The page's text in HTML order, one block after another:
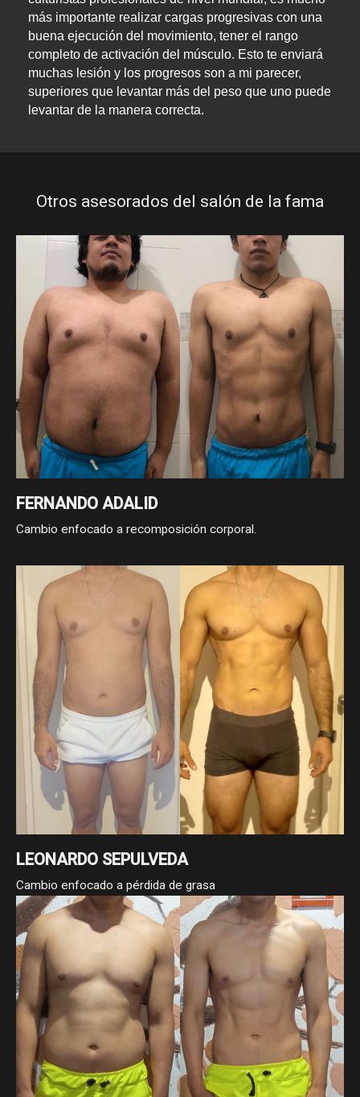
más importante realizar cargas progresivas con una
buena ejecución del movimiento, tener el rango
completo de activación del músculo. Esto te enviará
muchas lesión y los progresos son a mi parecer,
superiores que levantar más del peso que uno puede
levantar de la manera correcta.
Otros asesorados del salón de la fama
FERNANDO ADALID
Cambio enfocado a recomposición corporal.
LEONARDO SEPULVEDA
Cambio enfocado a pérdida de grasa